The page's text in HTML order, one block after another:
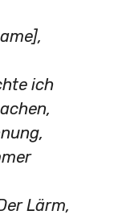
ich
Lärm,